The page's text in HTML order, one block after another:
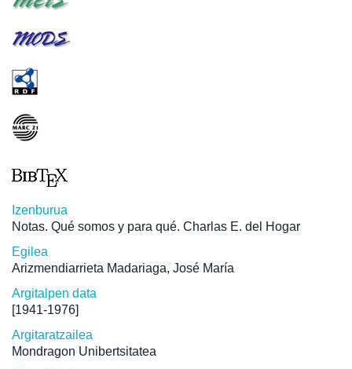
Izenburua
Notas. Qué somos y para qué. Charlas E. del Hogar
Egilea
Arizmendiarrieta Madariaga, José María
Argitalpen data
[1941-1976]
Argitaratzailea
Mondragon Unibertsitatea